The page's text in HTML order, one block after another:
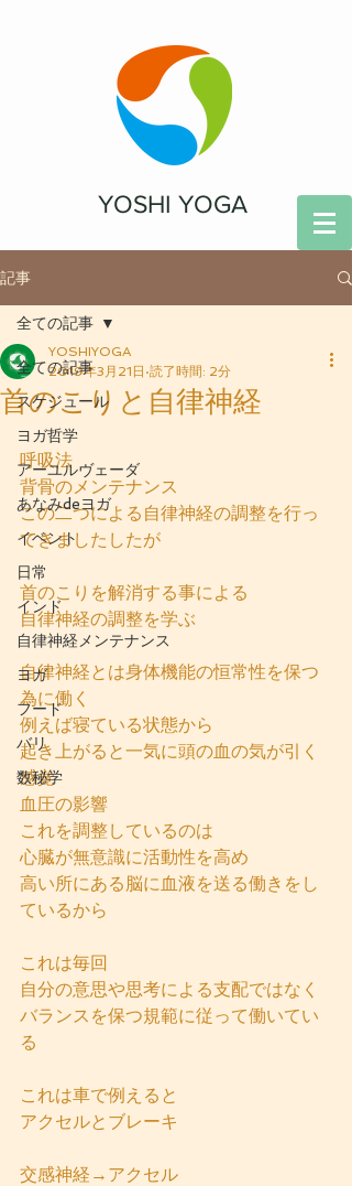
YOSHI YOGA
記事
全ての記事
スケジュール
ヨガ哲学
アーユルヴェーダ
あなみdeヨガ
イベント
日常
インド
自律神経メンテナンス
ヨガ
フード
バリ
数秘学
全ての記事
首のこりと自律神経
YOSHIYOGA
2019年3月21日 読了時間: 2分
呼吸法
背骨のメンテナンス
この二つによる自律神経の調整を行っ
てきましたしたが
首のこりを解消する事による
自律神経の調整を学ぶ
自律神経とは身体機能の恒常性を保つ
為に働く
例えば寝ている状態から
起き上がると一気に頭の血の気が引く
感覚
血圧の影響
これを調整しているのは
心臓が無意識に活動性を高め
高い所にある脳に血液を送る働きをし
ているから
これは毎回
自分の意思や思考による支配ではなく
バランスを保つ規範に従って働いてい
る
これは車で例えると
アクセルとブレーキ
交感神経→アクセル